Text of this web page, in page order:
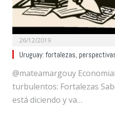
26/12/2019
Uruguay: fortalezas,
@mateamargouy
turbulentos: Fortalezas
está diciendo y va…